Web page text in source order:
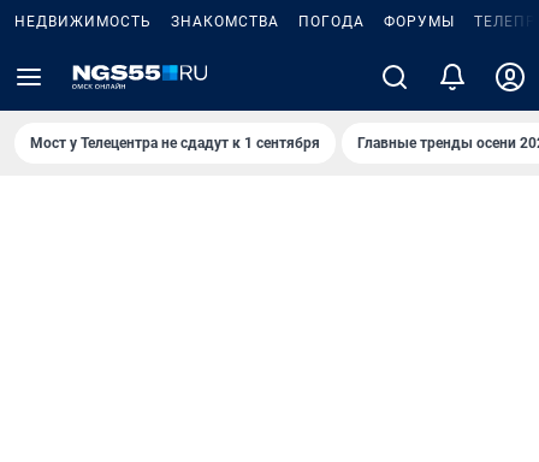
НЕДВИЖИМОСТЬ ЗНАКОМСТВА ПОГОДА ФОРУМЫ
Мост у Телецентра не сдадут к 1 сентября Главные тренды осени